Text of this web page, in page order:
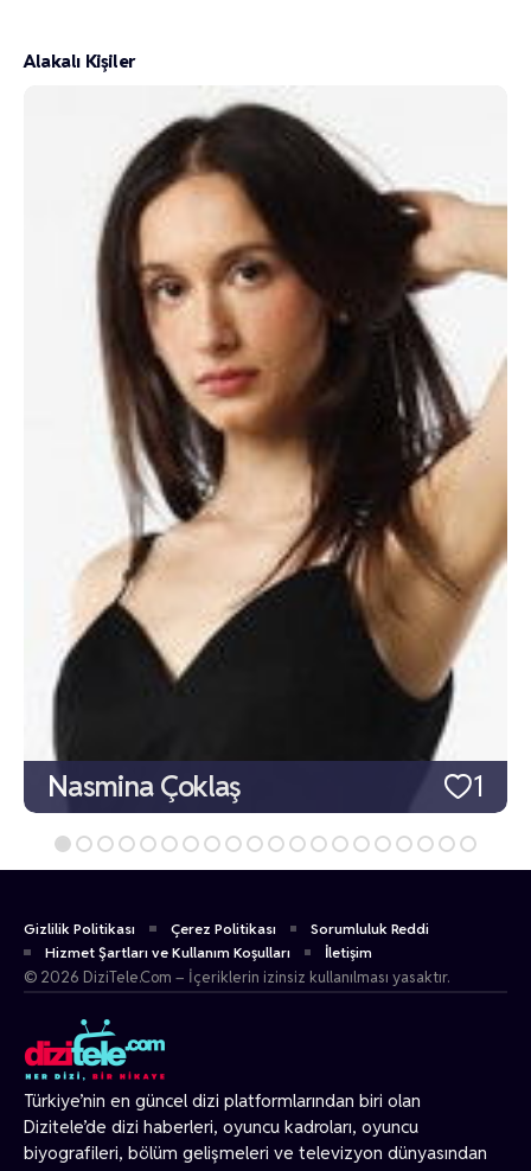
Alakalı Kişiler
1
Nasmina Çoklaş
Türkiye’nin en güncel dizi platformlarından biri olan
Dizitele’de dizi haberleri, oyuncu kadroları, oyuncu
biyografileri, bölüm gelişmeleri ve televizyon dünyasından
Gizlilik Politikası Çerez Politikası
Sorumluluk Reddi
Hizmet Şartları ve Kullanım Koşulları
İletişim
© 2026 DiziTele.Com – İçeriklerin izinsiz kullanılması yasaktır.